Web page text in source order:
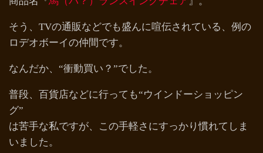
そう、TVの通販などでも盛んに喧伝されている、例の
ロデオボーイの仲間です。
なんだか、“衝動買い？”でした。
普段、百貨店などに行っても“ウインドーショッピン
グ”
は苦手な私ですが、この手軽さにすっかり慣れてしま
いました。